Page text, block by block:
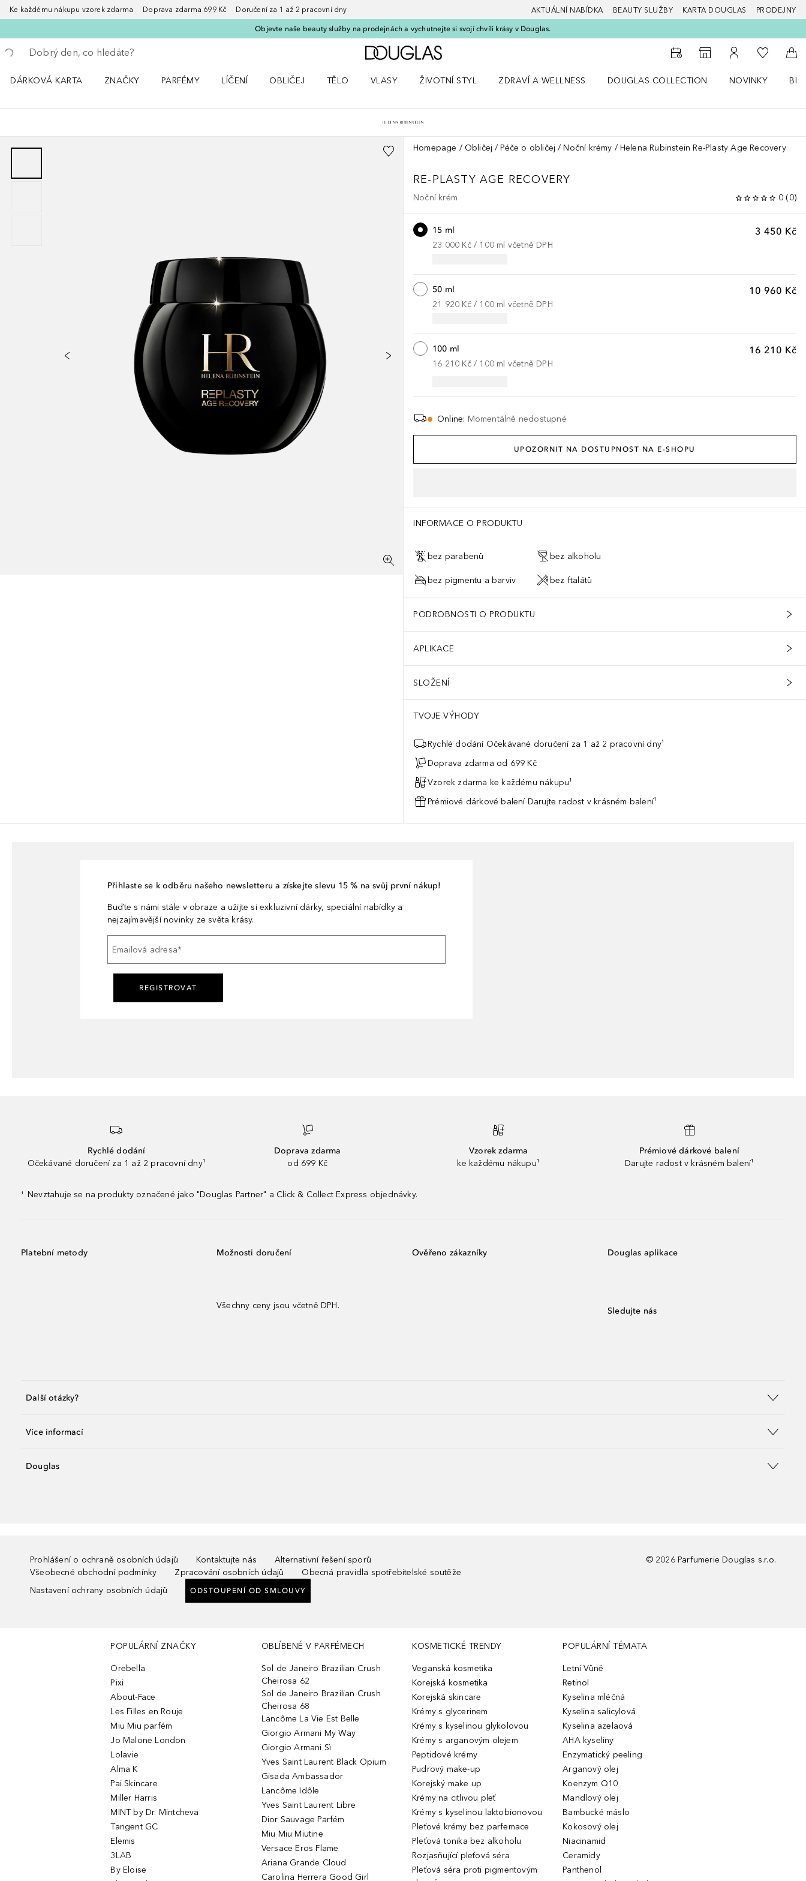
Ke každému nákupu vzorek zdarma Doprava zdarma 699 Kč Doručení za 1 až 2 pracovní dny AKTUÁLNÍ NABÍDKA BEAUTY SLUŽBY KARTA DOUGLAS PRODEJNY
Objevte naše beauty služby na prodejnách a vychutnejte si svojí chvíli krásy v Douglas.
Vraťte se
Proveďte vyhledávání
Domů
K vyhledávači prodejen
K mému účtu
K mému
Do
DÁRKOVÁ KARTA
ZNAČKY
PARFÉMY
LÍČENÍ
OBLIČEJ
TĚLO
VLASY
ŽIVOTNÍ STYL
ZDRAVÍ A WELLNESS
DOUGLAS COLLECTION
NOVINKY
Homepage Obličej Péče o obličej Noční krémy Helena Rubinstein Re-Plasty Age Recovery
RE-PLASTY AGE RECOVERY
Noční krém 0 (0)
3 450 Kč
15 ml
23 000 Kč / 100 ml včetně DPH
10 960 Kč
50 ml
21 920 Kč / 100 ml včetně DPH
16 210 Kč
100 ml
16 210 Kč / 100 ml včetně DPH
Online: Momentálně nedostupné
UPOZORNIT NA DOSTUPNOST NA E-SHOPU
INFORMACE O PRODUKTU
bez parabenů bez alkoholu
bez pigmentu a barviv bez ftalátů
PODROBNOSTI O PRODUKTU
APLIKACE
SLOŽENÍ
TVOJE VÝHODY
Rychlé dodání Očekávané doručení za 1 až 2 pracovní dny¹
Doprava zdarma od 699 Kč
Vzorek zdarma ke každému nákupu¹
Prémiové dárkové balení Darujte radost v krásném balení¹
Přihlaste se k odběru našeho newsletteru a získejte slevu 15 % na svůj první nákup!
Buďte s námi stále v obraze a užijte si exkluzivní dárky, speciální nabídky a
nejzajímavější novinky ze světa krásy.
Emailová adresa*
REGISTROVAT
Rychlé dodání
Očekávané doručení za 1 až 2 pracovní dny¹
Doprava zdarma
od 699 Kč
Vzorek zdarma
ke každému nákupu¹
Prémiové dárkové balení
Darujte radost v krásném balení¹
¹ Nevztahuje se na produkty označené jako "Douglas Partner" a Click & Collect Express objednávky.
Platební metody Možnosti doručení
Všechny ceny jsou včetně DPH.
Ověřeno zákazníky Douglas aplikace
Sledujte nás
Další otázky?
Více informací
Douglas
Prohlášení o ochraně osobních údajů Kontaktujte nás
Alternativní řešení sporů
Všeobecné obchodní podmínky
Zpracování osobních údajů
Obecná pravidla spotřebitelské soutěže
Nastavení ochrany osobních údajů
ODSTOUPENÍ OD SMLOUVY
© 2026 Parfumerie Douglas s.r.o.
POPULÁRNÍ ZNAČKY
Orebella
Pixi
About-Face
Les Filles en Rouje
Miu Miu parfém
Jo Malone London
Lolavie
Alma K
Pai Skincare
Miller Harris
MINT by Dr. Mintcheva
Tangent GC
Elemis
3LAB
By Eloise
OBLÍBENÉ V PARFÉMECH
Sol de Janeiro Brazilian Crush
Cheirosa 62
Sol de Janeiro Brazilian Crush
Cheirosa 68
Lancôme La Vie Est Belle
Giorgio Armani My Way
Giorgio Armani Sì
Yves Saint Laurent Black Opium
Gisada Ambassador
Lancôme Idôle
Yves Saint Laurent Libre
Dior Sauvage Parfém
Miu Miu Miutine
Versace Eros Flame
Ariana Grande Cloud
Carolina Herrera Good Girl
KOSMETICKÉ TRENDY
Veganská kosmetika
Korejská kosmetika
Korejská skincare
Krémy s glycerinem
Krémy s kyselinou glykolovou
Krémy s arganovým olejem
Peptidové krémy
Pudrový make-up
Korejský make up
Krémy na citlivou pleť
Krémy s kyselinou laktobionovou
Pleťové krémy bez parfemace
Pleťová tonika bez alkoholu
Rozjasňující pleťová séra
Pleťová séra proti pigmentovým
POPULÁRNÍ TÉMATA
Letní Vůně
Retinol
Kyselina mléčná
Kyselina salicylová
Kyselina azelaová
AHA kyseliny
Enzymatický peeling
Arganový olej
Koenzym Q10
Mandlový olej
Bambucké máslo
Kokosový olej
Niacinamid
Ceramidy
Panthenol